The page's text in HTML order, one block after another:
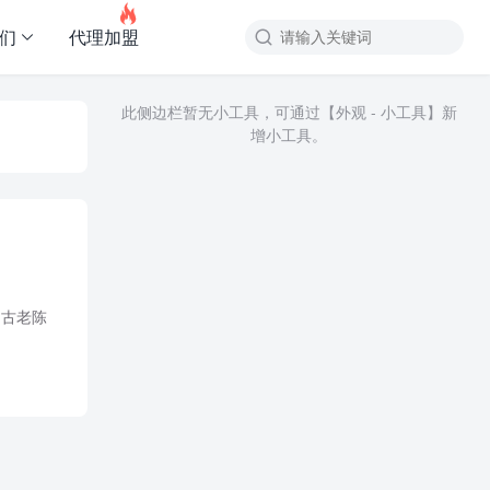

代理加盟

老陈
此侧边栏暂无小工具，可通过【外观 - 小工具】新
增小工具。